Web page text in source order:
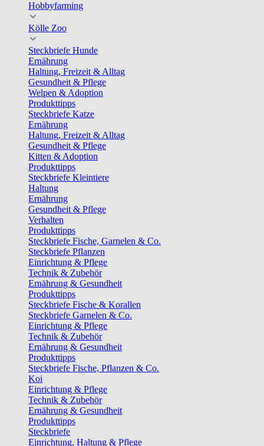
Hobbyfarming
Kölle Zoo
Steckbriefe Hunde
Ernährung
Haltung, Freizeit & Alltag
Gesundheit & Pflege
Welpen & Adoption
Produkttipps
Steckbriefe Katze
Ernährung
Haltung, Freizeit & Alltag
Gesundheit & Pflege
Kitten & Adoption
Produkttipps
Steckbriefe Kleintiere
Haltung
Ernährung
Gesundheit & Pflege
Verhalten
Produkttipps
Steckbriefe Fische, Garnelen & Co.
Steckbriefe Pflanzen
Einrichtung & Pflege
Technik & Zubehör
Ernährung & Gesundheit
Produkttipps
Steckbriefe Fische & Korallen
Steckbriefe Garnelen & Co.
Einrichtung & Pflege
Technik & Zubehör
Ernährung & Gesundheit
Produkttipps
Steckbriefe Fische, Pflanzen & Co.
Koi
Einrichtung & Pflege
Technik & Zubehör
Ernährung & Gesundheit
Produkttipps
Steckbriefe
Einrichtung, Haltung & Pflege